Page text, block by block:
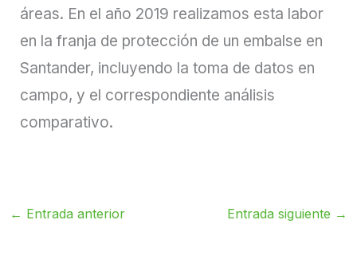
áreas. En el año 2019 realizamos esta labor
en la franja de protección de un embalse en
Santander, incluyendo la toma de datos en
campo, y el correspondiente análisis
comparativo.
← Entrada anterior Entrada siguiente →